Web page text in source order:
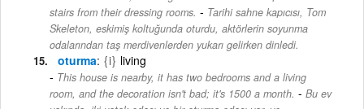
stairs from their dressing rooms. - Tarihi sahne kapıcısı, Tom
Skeleton, eskimiş koltuğunda oturdu, aktörlerin soyunma
odalarından taş merdivenlerden yukarı gelirken dinledi.
oturma {i} living
This house is nearby, it has two bedrooms and a living
room, and the decoration isn't bad; it's 1500 a month. - Bu ev